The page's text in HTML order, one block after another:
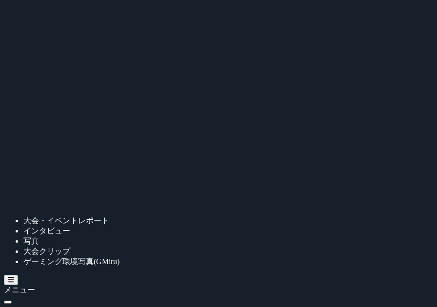
大会・イベントレポート
インタビュー
写真
大会クリップ
ゲーミング環境写真(GMiru)
メニュー